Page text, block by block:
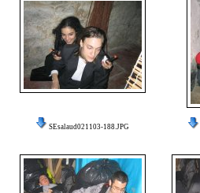
SEsalaud021103-188.JPG